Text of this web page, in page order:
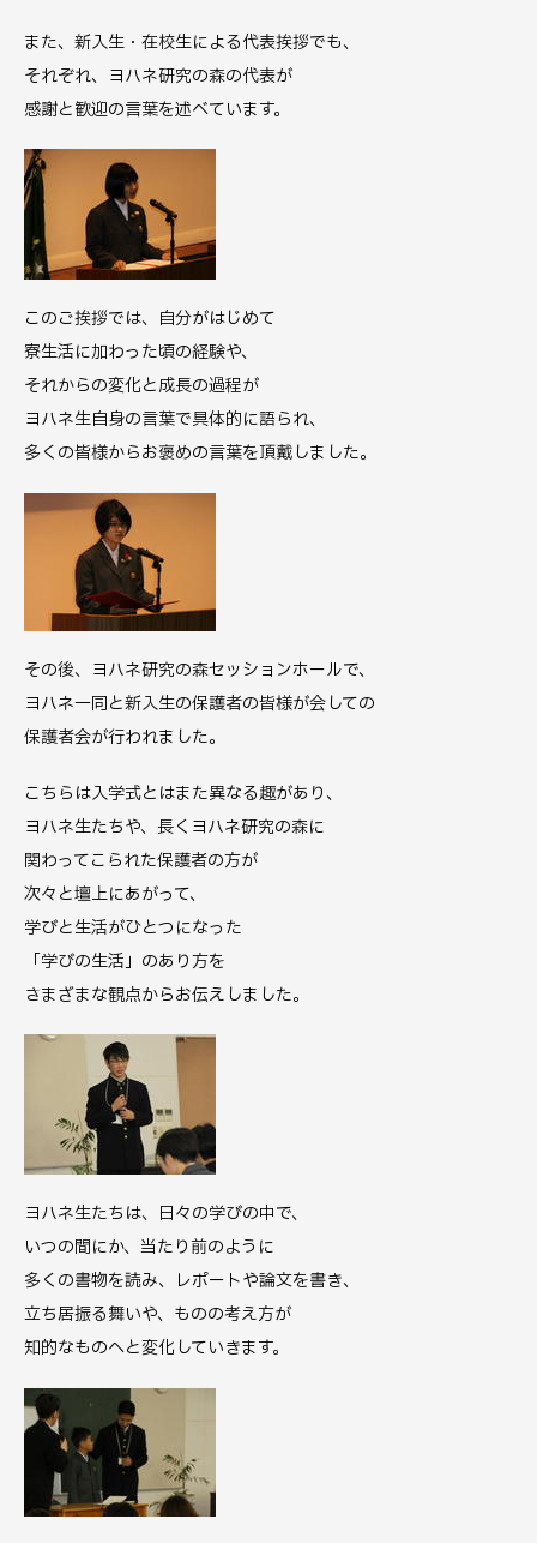
また、新入生・在校生による代表挨拶でも、
それぞれ、ヨハネ研究の森の代表が
感謝と歓迎の言葉を述べています。
このご挨拶では、自分がはじめて
寮生活に加わった頃の経験や、
それからの変化と成長の過程が
ヨハネ生自身の言葉で具体的に語られ、
多くの皆様からお褒めの言葉を頂戴しました。
その後、ヨハネ研究の森セッションホールで、
ヨハネ一同と新入生の保護者の皆様が会しての
保護者会が行われました。
こちらは入学式とはまた異なる趣があり、
ヨハネ生たちや、長くヨハネ研究の森に
関わってこられた保護者の方が
次々と壇上にあがって、
学びと生活がひとつになった
「学びの生活」のあり方を
さまざまな観点からお伝えしました。
ヨハネ生たちは、日々の学びの中で、
いつの間にか、当たり前のように
多くの書物を読み、レポートや論文を書き、
立ち居振る舞いや、ものの考え方が
知的なものへと変化していきます。